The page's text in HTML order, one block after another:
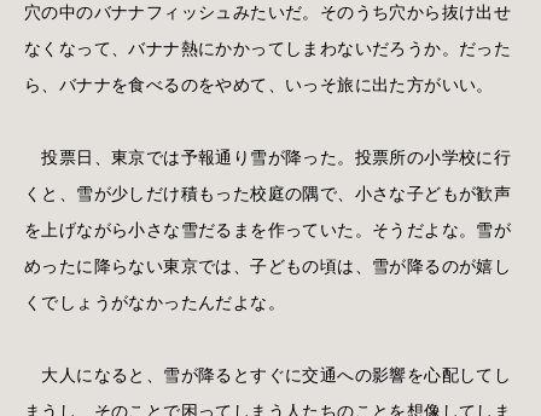
穴の中のバナナフィッシュみたいだ。そのうち穴から抜け出せ
なくなって、バナナ熱にかかってしまわないだろうか。だった
ら、バナナを食べるのをやめて、いっそ旅に出た方がいい。
投票日、東京では予報通り雪が降った。投票所の小学校に行
くと、雪が少しだけ積もった校庭の隅で、小さな子どもが歓声
を上げながら小さな雪だるまを作っていた。そうだよな。雪が
めったに降らない東京では、子どもの頃は、雪が降るのが嬉し
くでしょうがなかったんだよな。
大人になると、雪が降るとすぐに交通への影響を心配してし
まうし、そのことで困ってしまう人たちのことを想像してしま